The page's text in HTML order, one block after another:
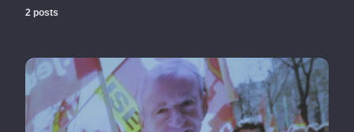
2 posts